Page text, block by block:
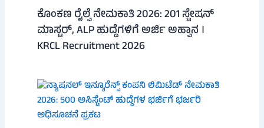
ಕೊಂಕಣ ರೈಲ್ವೆ ನೇಮಕಾತಿ 2026: 201 ಸ್ಟೇಷನ್
ಮಾಸ್ಟರ್, ALP ಹುದ್ದೆಗಳಿಗೆ ಅರ್ಜಿ ಅಹ್ವಾನ ।
KRCL Recruitment 2026